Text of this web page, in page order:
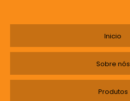
Inicio
Sobre nós
Produtos